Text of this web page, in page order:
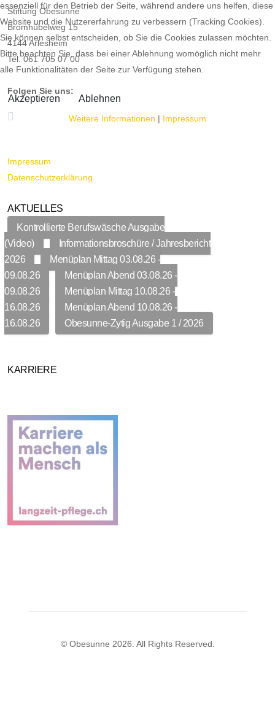
Stiftung Obesunne
Bromhübelweg 15
4144 Arlesheim
Tel. 061 705 07 00
Folgen Sie uns:
Impressum
Datenschutzerklärung
AKTUELLES
Kontrollierte Berufswäsche Ausgabe
(Video)
Informationsbroschüre / Jahresbericht
2026
Menüplan Mittag 03.08.26 -
09.08.26
Menüplan Abend 03.08.26 -
09.08.26
Menüplan Mittag 10.08.26 -
16.08.26
Menüplan Abend 10.08.26 -
16.08.26
Obesunne-Zytig Ausgabe 1 / 2026
KARRIERE
© Obesunne 2026. All Rights Reserved.
essenziell für den Betrieb der Seite, während andere uns helfen, diese
Website und die Nutzererfahrung zu verbessern (Tracking Cookies).
Sie können selbst entscheiden, ob Sie die Cookies zulassen möchten.
Bitte beachten Sie, dass bei einer Ablehnung womöglich nicht mehr
alle Funktionalitäten der Seite zur Verfügung stehen.
Akzeptieren Ablehnen
Weitere Informationen | Impressum